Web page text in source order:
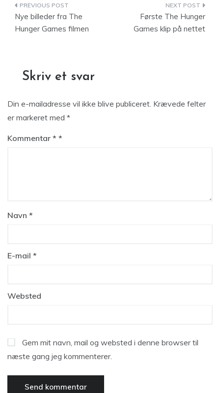
Indlægsnavigation
Nye billeder fra The
Hunger Games filmen
Første The Hunger
Games klip på nettet
Skriv et svar
Din e-mailadresse vil ikke blive publiceret. Krævede felter
er markeret med *
Kommentar *
Navn *
E-mail *
Websted
Gem mit navn, mail og websted i denne browser til
næste gang jeg kommenterer.